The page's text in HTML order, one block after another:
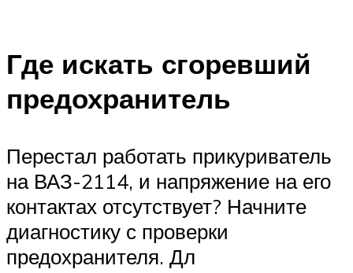
Где искать сгоревший
предохранитель
Перестал работать прикуриватель
на ВАЗ-2114, и напряжение на его
контактах отсутствует? Начните
диагностику с проверки
предохранителя. Дл